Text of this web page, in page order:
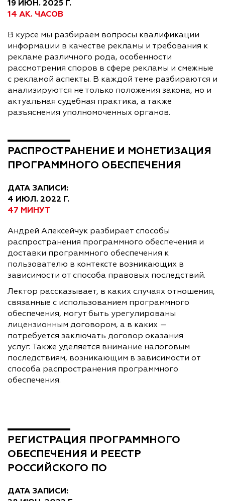
19 ИЮН. 2025 Г.
14 АК. ЧАСОВ
В курсе мы разбираем вопросы квалификации
информации в качестве рекламы и требования к
рекламе различного рода, особенности
рассмотрения споров в сфере рекламы и смежные
с рекламой аспекты. В каждой теме разбираются и
анализируются не только положения закона, но и
актуальная судебная практика, а также
разъяснения уполномоченных органов.
РАСПРОСТРАНЕНИЕ И МОНЕТИЗАЦИЯ
ПРОГРАММНОГО ОБЕСПЕЧЕНИЯ
ДАТА ЗАПИСИ:
4 ИЮЛ. 2022 Г.
47 МИНУТ
Андрей Алексейчук разбирает способы
распространения программного обеспечения и
доставки программного обеспечения к
пользователю в контексте возникающих в
зависимости от способа правовых последствий.
Лектор рассказывает, в каких случаях отношения,
связанные с использованием программного
обеспечения, могут быть урегулированы
лицензионным договором, а в каких —
потребуется заключать договор оказания
услуг.
акже уделяется внимание налоговым
последствиям, возникающим в зависимости от
способа распространения программного
обеспечения.
РЕГИСТРАЦИЯ ПРОГРАММНОГО
ОБЕСПЕЧЕНИЯ И РЕЕСТР
РОССИЙСКОГО ПО
ДАТА ЗАПИСИ: